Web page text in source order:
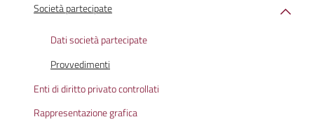
Società partecipate
Dati società partecipate
Provvedimenti
Enti di diritto privato controllati
Rappresentazione grafica